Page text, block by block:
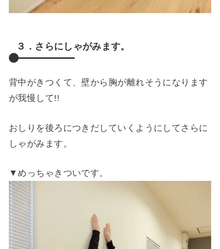
３．さらにしゃがみます。
背中がきつくて、壁から胸が離れそうになります
が我慢して!!
おしりを後ろにつきだしていくようにしてさらに
しゃがみます。
▼めっちゃきついです。